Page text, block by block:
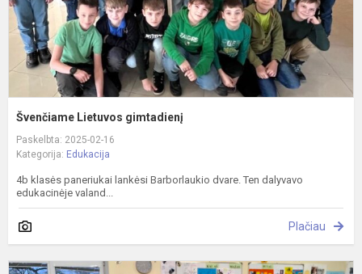
Švenčiame Lietuvos gimtadienį
Paskelbta: 2025-02-16
Kategorija: Edukacija
4b klasės paneriukai lankėsi Barborlaukio dvare. Ten dalyvavo
edukacinėje valand...
Plačiau